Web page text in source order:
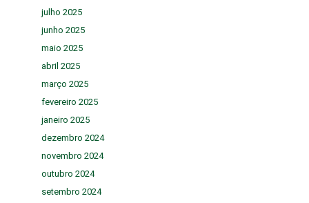
julho 2025
junho 2025
maio 2025
abril 2025
março 2025
fevereiro 2025
janeiro 2025
dezembro 2024
novembro 2024
outubro 2024
setembro 2024